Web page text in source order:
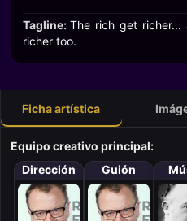
Tagline: The rich get richer...
richer too.
Ficha artística
Equipo creativo principal:
Dirección
Guión